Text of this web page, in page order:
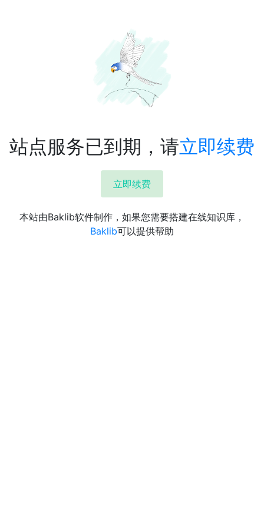
站点服务已到期，请立即续费
立即续费
本站由Baklib软件制作，如果您需要搭建在线知识库，
Baklib可以提供帮助